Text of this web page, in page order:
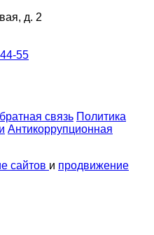
д. 2
55
связь Политика
Антикоррупционная
сайтов и продвижение